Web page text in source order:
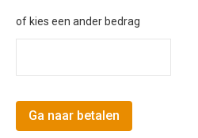
of kies een ander bedrag